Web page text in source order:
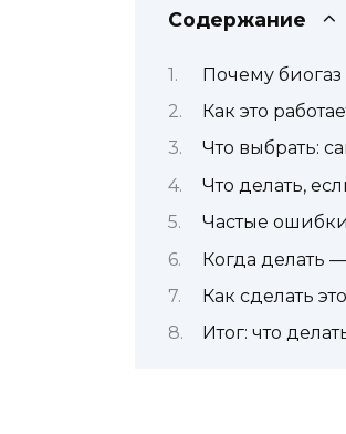
Содержание
Почему
Как это
Что выбрать:
Что делать,
Частые
Когда делать
Как сделать
Итог: что